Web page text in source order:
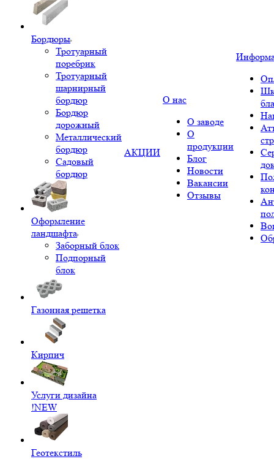
Бордюры
Тротуарный
поребрик
Тротуарный
шарнирный
бордюр
Бордюр
дорожный
Металлический
бордюр
Садовый
бордюр
Оформление
ландшафта
Заборный блок
Подпорный
блок
Газонная решетка
Кирпич
Услуги дизайна
!NEW
Геотекстиль
АКЦИИ
О нас
О заводе
О
продукции
Блог
Новости
Вакансии
Отзывы